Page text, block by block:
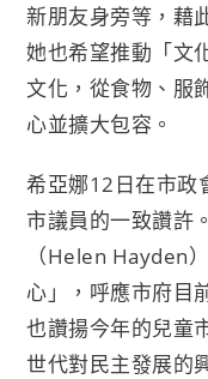
新朋友身旁等，藉
她也希望推動「文
文化，從食物、服
心並擴大包容。
希亞娜12日在市政
市議員的一致讚許
（Helen Hayden
心」，呼應市府目
也讚揚今年的兒童
世代對民主發展的